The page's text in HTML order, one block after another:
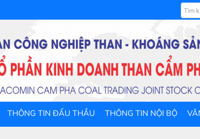
THÔNG TIN ĐẤU THẦU THÔNG TIN NỘI BỘ